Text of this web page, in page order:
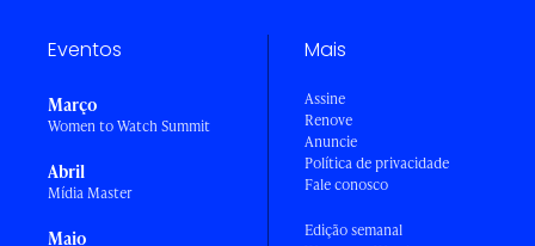
Eventos
Março
Women to Watch Summit
Abril
Mídia Master
Maio
Mais
Assine
Renove
Anuncie
Política de privacidade
Fale conosco
Edição semanal